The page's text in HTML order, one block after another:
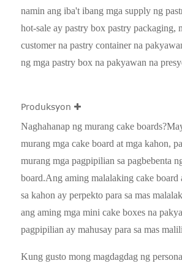
namin ang iba't ibang mga supply ng
hot-sale ay pastry box pastry packaging,
customer na pastry container na
ng mga pastry box na pakyawan na
Produksyon
Naghahanap ng murang cake
murang mga cake board at mga kahon,
murang mga pagpipilian sa pagbebenta
board.Ang aming malalaking cake board
sa kahon ay perpekto para sa mas
ang aming mga mini cake boxes na
pagpipilian ay mahusay para sa mas
Kung gusto mong magdagdag ng